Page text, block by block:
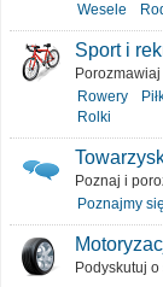
Wesele
Sport i
Rowery
Rolki
Poznaj i
Poznajmy się
Podyskutuj